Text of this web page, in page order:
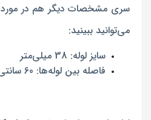
سری مشخصات دیگر هم در مورد
می‌توانید ببینید:
سایز لوله: 38 میلی‌متر
فاصله بین لوله‌ها: 60 سانتی‌متر